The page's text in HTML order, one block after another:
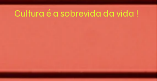
Cultura é a sobrevida da vida !